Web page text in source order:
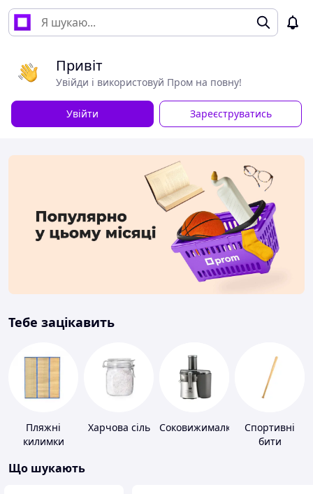
Привіт
Увійди і використовуй Пром на повну!
Увійти Зареєструватись
Тебе зацікавить
Пляжні
килимки
Харчова сіль Соковижималки
Спортивні
бити
Що шукають